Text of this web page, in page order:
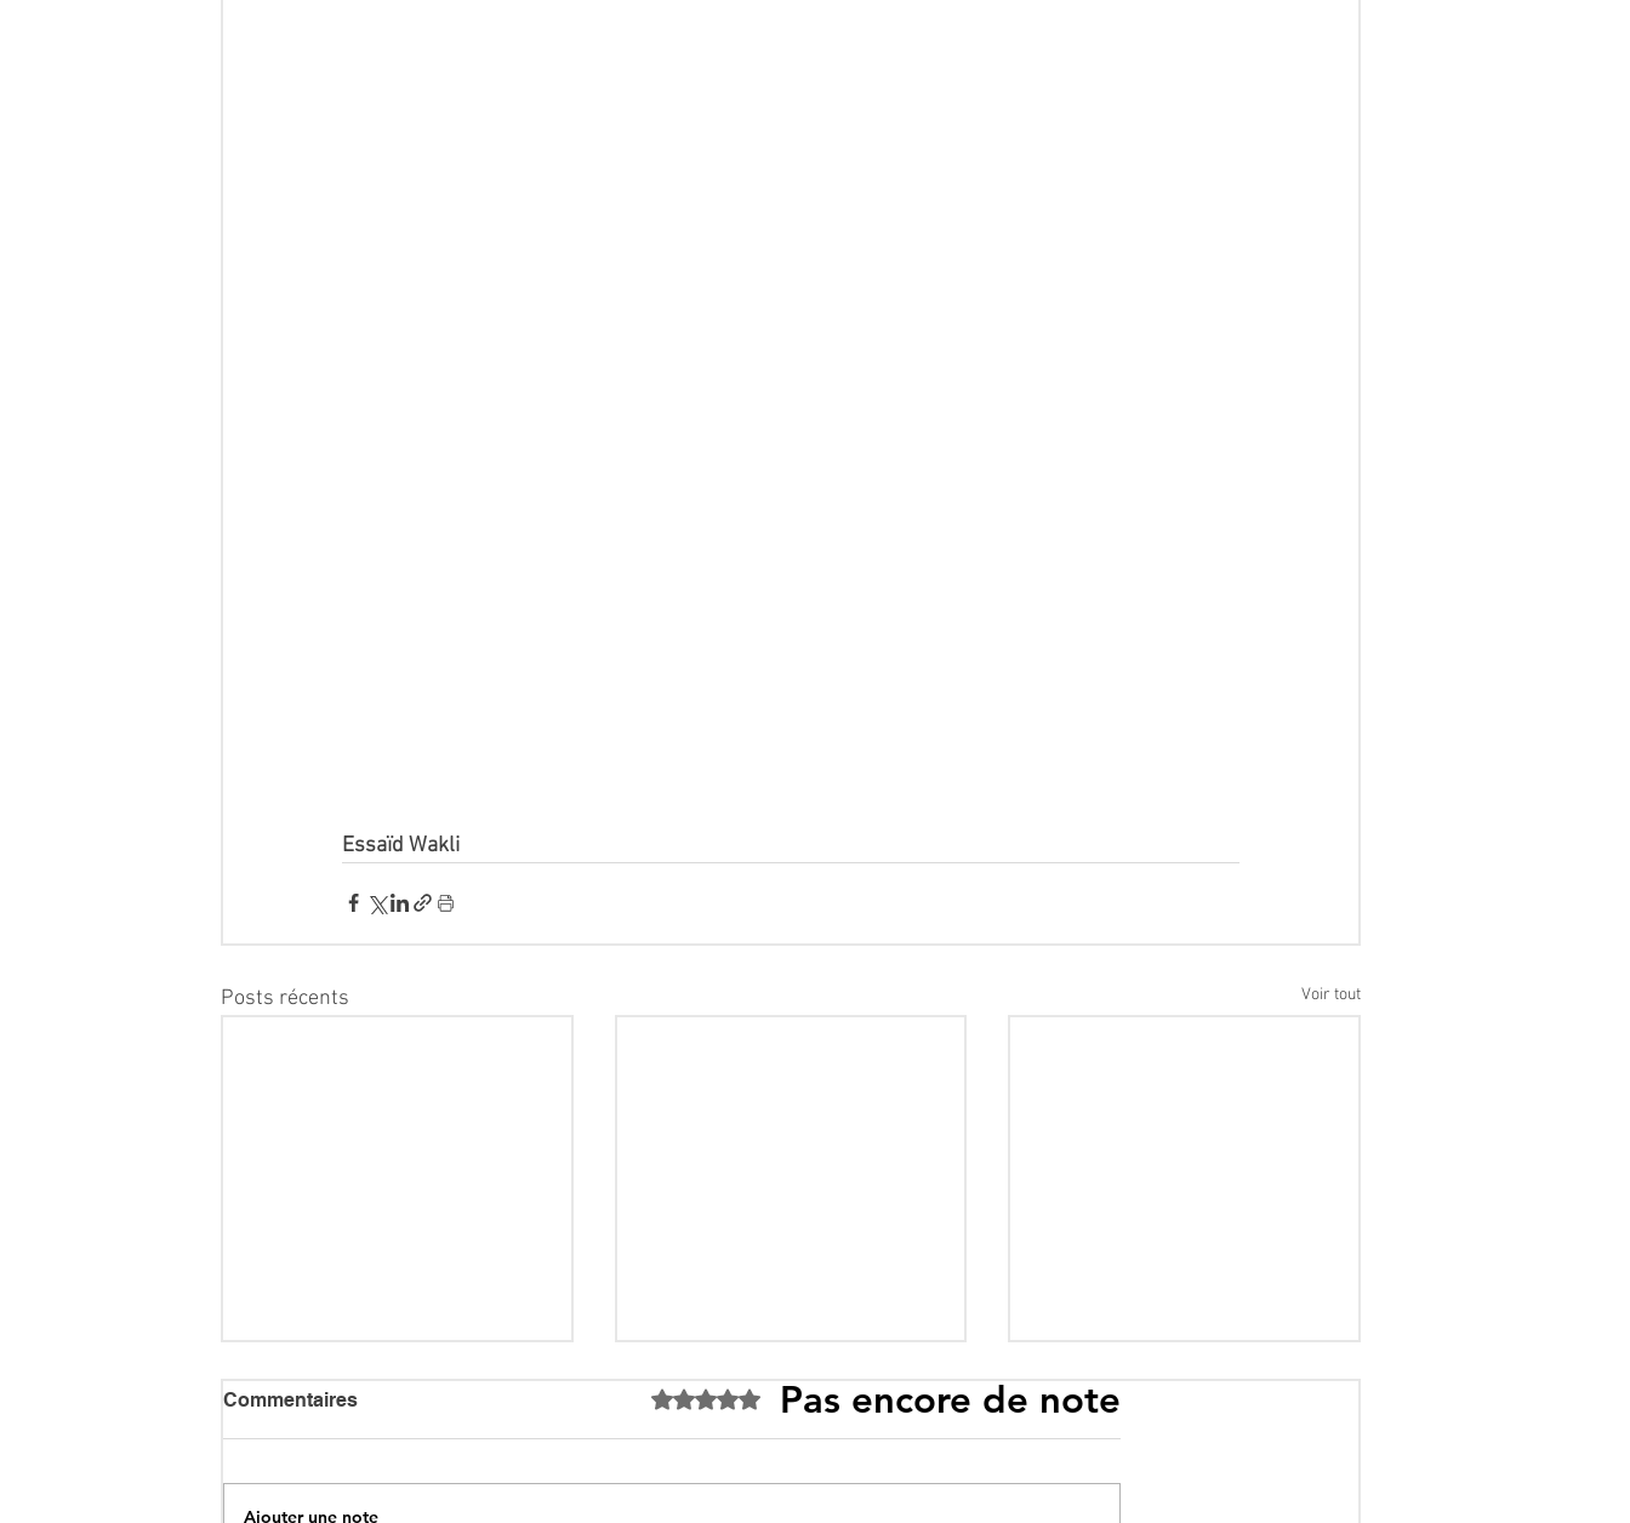
Essaïd Wakli
Posts récents Voir tout
Commentaires Noté 0 étoile sur 5.Pas encore de note
Ajouter une note